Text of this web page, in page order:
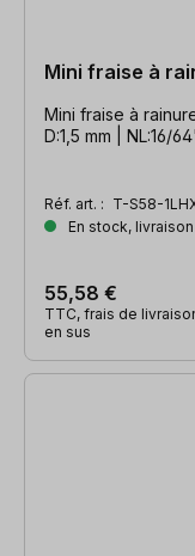
Mini fraise à
Mini fraise à
D:1,5 mm | NL:16/
Réf. art. : T-S58-
En stock,
55,58 €
TTC, frais de
en sus